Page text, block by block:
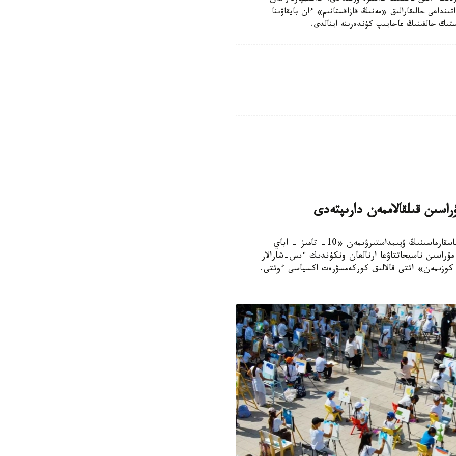
حالىقارالىق «مەنىڭ قازاقستانىم» ءان بايقاۋىنا
حالقىنىڭ عاجايىپ كۇندەرىنە اينالدى.
استانا. KAZINFORM - استانا قالاسى ءبىلىم باسقارماسىنىڭ ۇيىمداستىرۋىمەن «10- تامىز - اباي
ناسيحاتتاۋعا ارنالعان ونكۇندىك ءىس-شارالار
كوزىمەن» اتتى قالالىق كوركەمسۋرەت اكسياسى ءوتتى.